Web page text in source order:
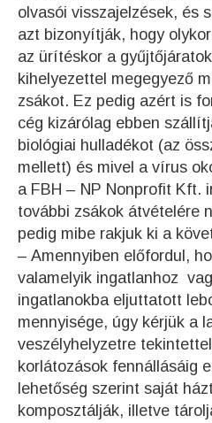
olvasói visszajelzések, és
azt bizonyítják, hogy
az ürítéskor a
kihelyezettel megegyező
zsákot. Ez pedig azért is
cég kizárólag ebben
biológiai hulladékot (az
mellett) és mivel a vírus
a FBH – NP Nonprofit Kft.
további zsákok átvételére
pedig mibe rakjuk ki a
– Amennyiben előfordul,
valamelyik ingatlanhoz
ingatlanokba eljuttatott
mennyisége, úgy kérjük a
veszélyhelyzetre
korlátozások fennállásáig
lehetőség szerint saját
komposztálják, illetve